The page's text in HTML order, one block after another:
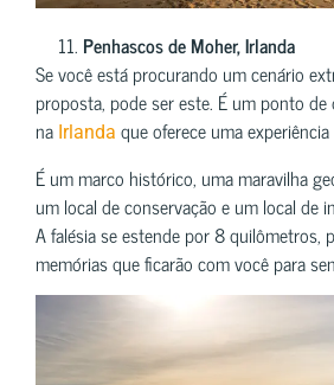
Penhascos de Moher, Irlanda
Se você está procurando um cenário
proposta, pode ser este. É um ponto
na Irlanda que oferece uma
É um marco histórico, uma maravilha
um local de conservação e um local de
A falésia se estende por 8 quilômetros,
memórias que ficarão com você para